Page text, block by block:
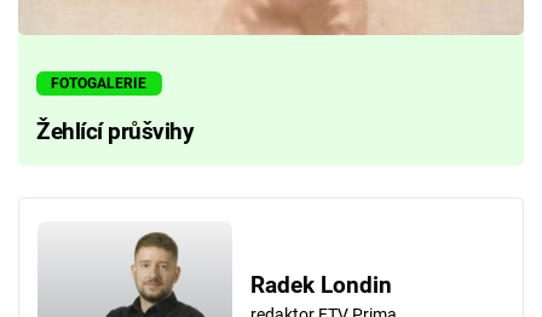
FOTOGALERIE
Žehlící průšvihy
Radek Londin